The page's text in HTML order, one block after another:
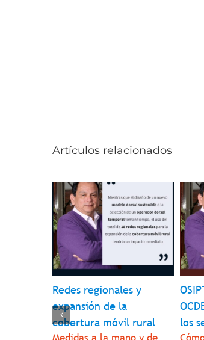
Artículos relacionados
Redes regionales y
expansión de la
cobertura móvil rural
los